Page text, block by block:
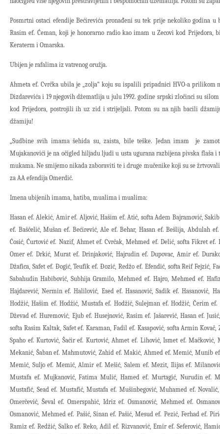
Posmrtni ostaci efendije Bećirevića pronađeni su tek prije nekoliko godina
Rasim ef. Ćeman, koji je honorarno radio kao imam u Zecovi kod Prijedora,
Keraterm i Omarska.
Ubijen je rafalima iz vatrenog oružja.
Ahmeta ef. Cvrčka ubila je „zolja“ koju su ispalili pripadnici HVO-a prilikom
Dizdarevića i 19 njegovih džematlija u julu 1992. godine srpski zločinci su
kod Prijedora, postrojili ih uz zid i strijeljali. Potom su na njih bacili
džamiju!
„Sudbine svih imama šehida su, zaista, bile teške. Jedan imam je
Mujakanovići je na očigled hiljadu ljudi u usta ugurana razbijena pivska flaša i
mukama. Ne smijemo nikada zaboraviti te i druge mučenike koji su se
za AA efendija Omerdić.
Imena ubijenih imama, hatiba, mualima i mualima:
Hasan ef. Alekić, Amir ef. Aljović, Hašim ef. Atić, softa Adem Bajramović,
ef. Baščelić, Mušan ef. Bećirević, Ale ef. Behar, Hasan ef. Bešlija, Abdulah
Ćosić, Ćurtović ef. Nazif, Ahmet ef. Cvrčak, Mehmed ef. Delić, softa Fikret ef.
Omer ef. Drkić, Murat ef. Drinjaković, Hajrudin ef. Dupovac, Amir ef.
Džafica, Safet ef. Đogić, Teufik ef. Đozić, Redžo ef. Efendić, softa Reif Fejzić,
Sabahudin Habibović, Subhija Gramilo, Mehmed ef. Hajro, Mehmed ef.
Hajdarević, Nermin ef. Halilović, Esed ef. Hasanović, Sadik ef. Hasanović,
Hodžić, Hašim ef. Hodžić, Mustafa ef. Hodžić, Sulejman ef. Hodžić, Ćerim
Dževad ef. Huremović, Ejub ef. Husejnović, Rasim ef. Jašarević, Hasan ef.
softa Rasim Kaltak, Safet ef. Karaman, Fadil ef. Kasapović, softa Armin
Spaho ef. Kurtović, Šaćir ef. Kurtović, Ahmet ef. Lihović, Ismet ef. Mačković,
Mekanić, Šaban ef. Mahmutović, Zahid ef. Makić, Ahmed ef. Memić, Munib
Memić, Suljo ef. Memić, Almir ef. Mešić, Salem ef. Mezit, Ilijas ef.
Mustafa ef. Mujkanović, Fatima Mulić, Hamed ef. Murtagić, Nurudin ef.
Mustafić, Sead ef. Mustafić, Mustafa ef. Mušinbegović, Muhamed ef.
Omerčević, Ševal ef. Omerspahić, Idriz ef. Osmanović, Mehmed ef.
Osmanović, Mehmed ef. Pašić, Sinan ef. Pašić, Mesud ef. Pezić, Ferhad ef.
Ramiz ef. Redžić, Salko ef. Reko, Adil ef. Rizvanović, Emir ef. Seferović,